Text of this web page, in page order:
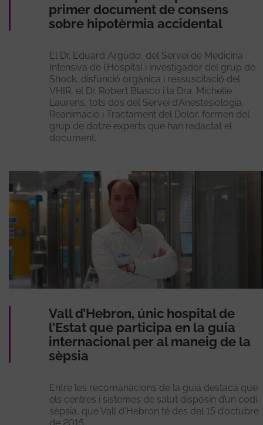
primer document de consens
sobre hipotèrmia accidental
El Dr. Eduard Argudo, del Servei de Medicina
Intensiva de l’Hospital i investigador del grup de
Shock, disfunció orgànica i ressuscitació del
VHIR, el Dr. Robert Blasco i la Dra. Michelle
Laurens, tots dos del Servei d’Anestesiologia,
Reanimació i Tractament del Dolor, formen del
grup de dotze experts que han redactat el
document.
Vall d’Hebron, únic hospital de
l’Estat que participa en la guia
internacional per al maneig de la
sèpsia
Entre les recomanacions de la guia destaca que
els centres i sistemes de salut disposin d’un codi
sèpsia, que Vall d'Hebron té des del 15 d’octubre